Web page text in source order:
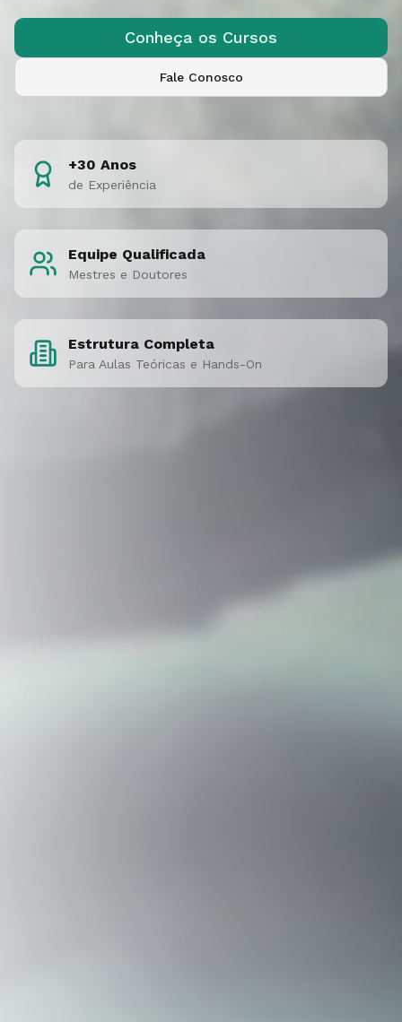
Conheça os Cursos
Fale Conosco
+30 Anos
de Experiência
Equipe Qualificada
Mestres e Doutores
Estrutura Completa
Para Aulas Teóricas e Hands-On